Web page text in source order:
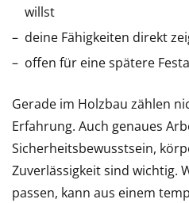
willst
deine Fähigkeiten direkt
offen für eine spätere
Gerade im Holzbau zählen
Erfahrung. Auch genaues
Sicherheitsbewusstsein,
Zuverlässigkeit sind wichtig.
passen, kann aus einem